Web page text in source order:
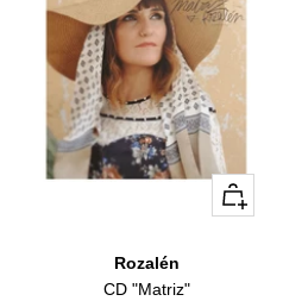
+
Añadir
Rozalén
CD "Matriz"